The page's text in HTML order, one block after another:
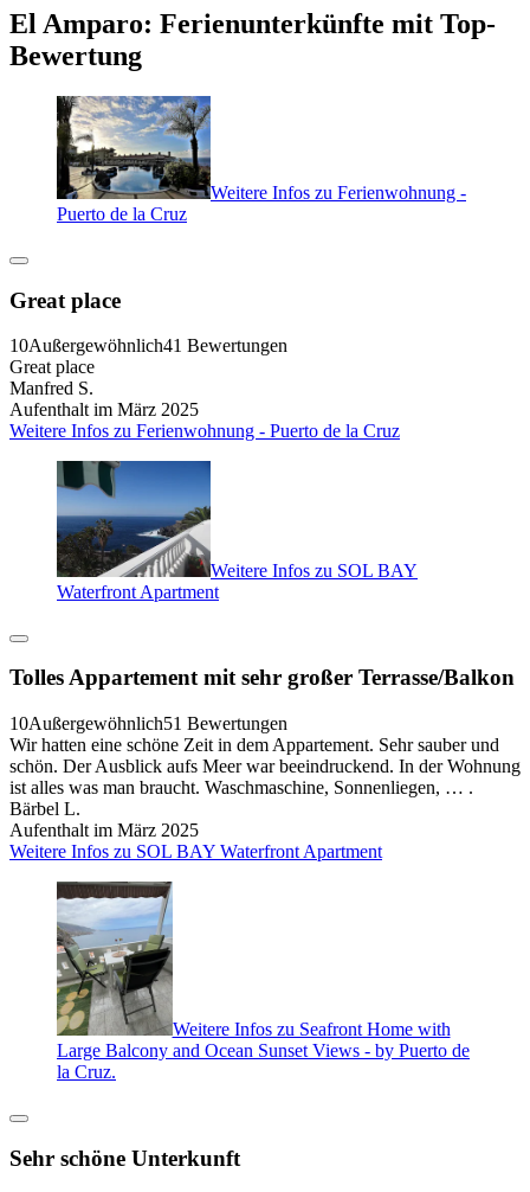
El Amparo: Ferienunterkünfte mit Top-
Bewertung
Weitere Infos zu Ferienwohnung -
Puerto de la Cruz
Great place
10Außergewöhnlich41 Bewertungen
Great place
Manfred S.
Aufenthalt im März 2025
Weitere Infos zu Ferienwohnung - Puerto de la Cruz
Weitere Infos zu SOL BAY
Waterfront Apartment
Tolles Appartement mit sehr großer Terrasse/Balkon
10Außergewöhnlich51 Bewertungen
Wir hatten eine schöne Zeit in dem Appartement. Sehr sauber und
schön. Der Ausblick aufs Meer war beeindruckend. In der Wohnung
ist alles was man braucht. Waschmaschine, Sonnenliegen, … .
Bärbel L.
Aufenthalt im März 2025
Weitere Infos zu SOL BAY Waterfront Apartment
Weitere Infos zu Seafront Home with
Large Balcony and Ocean Sunset Views - by Puerto de
la Cruz.
Sehr schöne Unterkunft